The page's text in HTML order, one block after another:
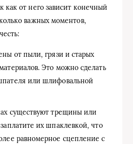
как от него зависит конечный
важных моментов,
от пыли, грязи и старых
Это можно сделать
или шлифовальной
существуют трещины или
их шпаклевкой, что
равномерное сцепление с